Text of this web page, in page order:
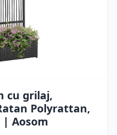
cu grilaj,
Polyrattan,
| Aosom